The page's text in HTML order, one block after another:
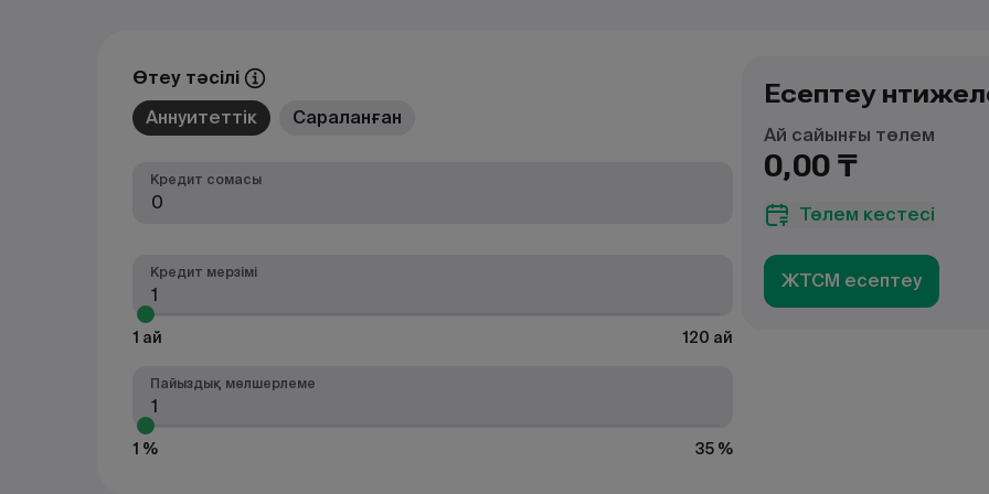
Өтеу тәсілі
Аннуитеттік
Сараланған
Кредит сомасы
Кредит мерзімі
1 ай 120 ай
Пайыздық мөлшерлеме
1 % 35 %
Есептеу
Ай сайынғы төлем
0,00 ₸
Төлем кестесі
ЖТСМ есептеу